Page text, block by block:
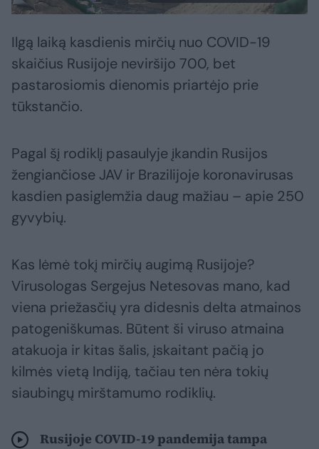
Ilgą laiką kasdienis mirčių nuo COVID-19
skaičius Rusijoje neviršijo 700, bet
pastarosiomis dienomis priartėjo prie
tūkstančio.
Pagal šį rodiklį pasaulyje įkandin Rusijos
žengiančiose JAV ir Brazilijoje koronavirusas
kasdien pasiglemžia daug mažiau – apie 250
gyvybių.
Kas lėmė tokį mirčių augimą Rusijoje?
Virusologas Sergejus Netesovas mano, kad
viena priežasčių yra didesnis delta atmainos
patogeniškumas. Būtent ši viruso atmaina
atakuoja ir kitas šalis, įskaitant pačią jo
kilmės vietą Indiją, tačiau ten nėra tokių
siaubingų mirštamumo rodiklių.
Rusijoje COVID-19 pandemija tampa